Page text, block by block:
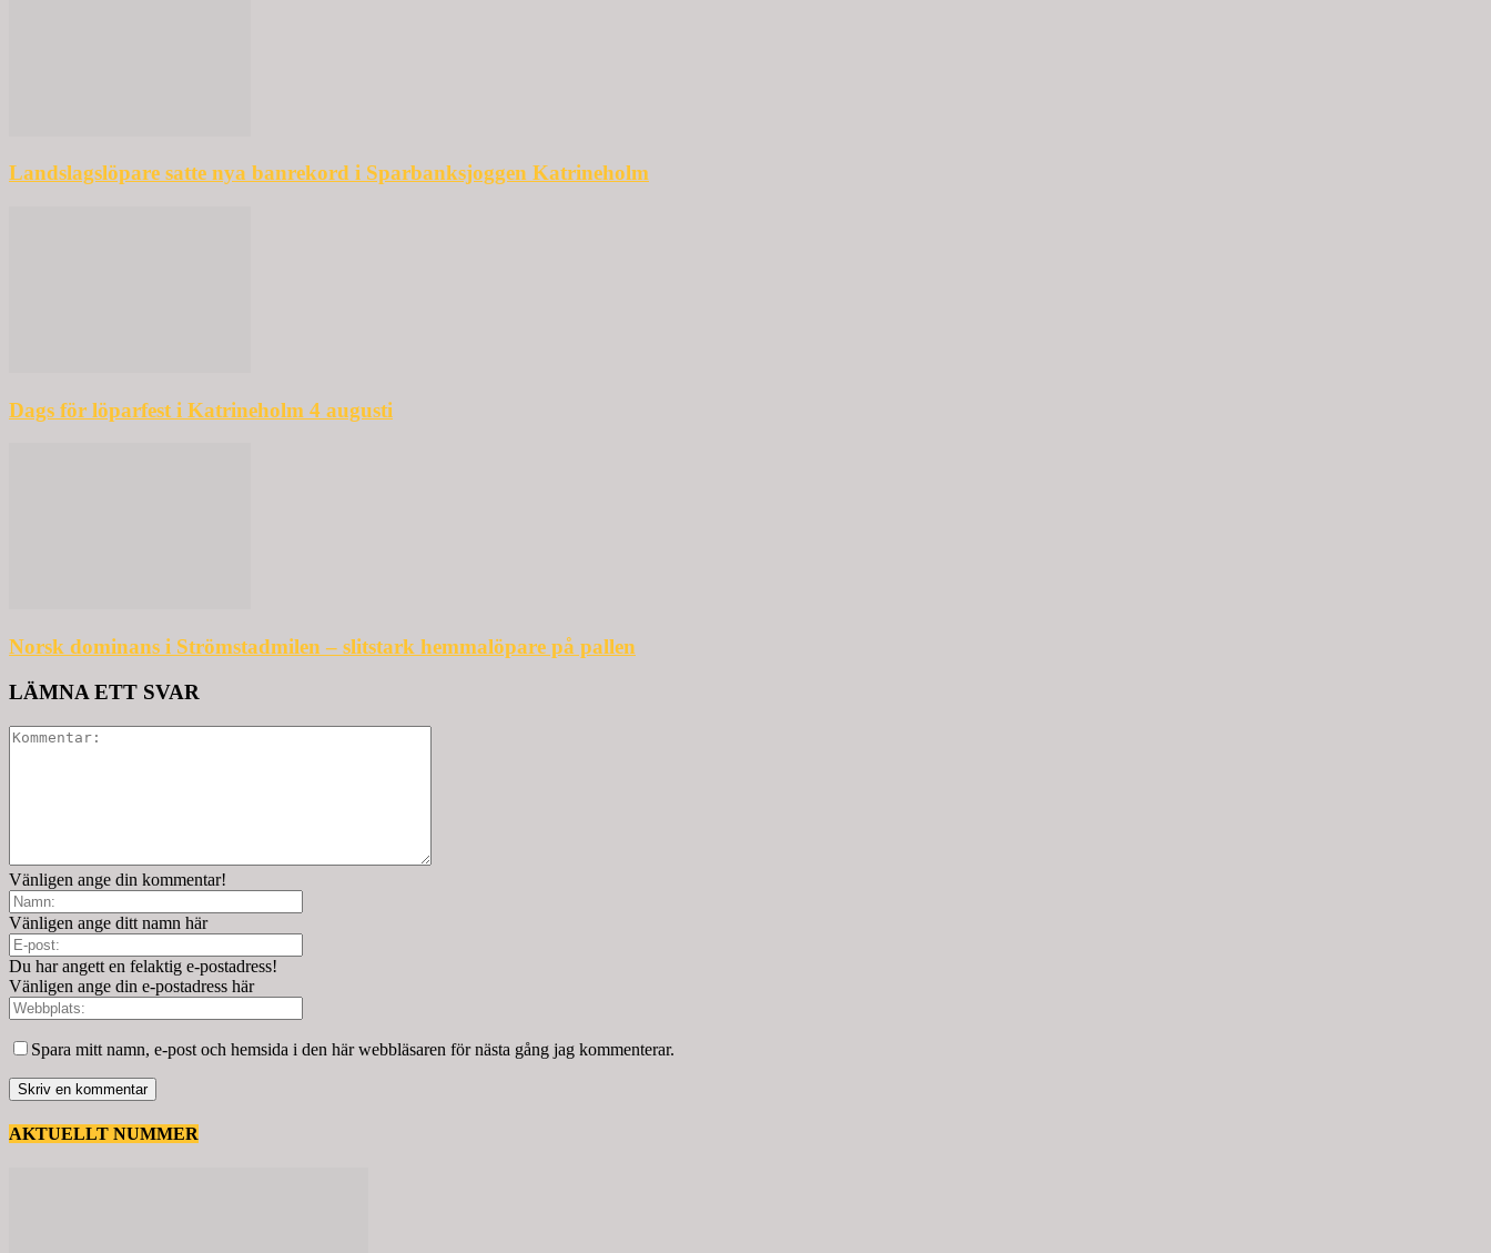
Landslagslöpare satte nya banrekord i Sparbanksjoggen Katrineholm
Dags för löparfest i Katrineholm 4 augusti
Norsk dominans i Strömstadmilen – slitstark hemmalöpare på pallen
LÄMNA ETT SVAR
Vänligen ange din kommentar!
Vänligen ange ditt namn här
Du har angett en felaktig e-postadress!
Vänligen ange din e-postadress här
Spara mitt namn, e-post och hemsida i den här webbläsaren för nästa gång jag kommenterar.
AKTUELLT NUMMER